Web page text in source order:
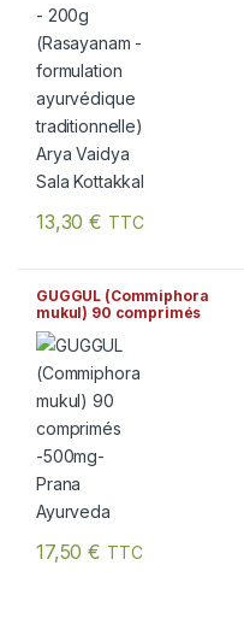
13,30€ TTC
GUGGUL (Commiphora
mukul) 90 comprimés
-500mg- Prana Ayurveda
17,50€ TTC